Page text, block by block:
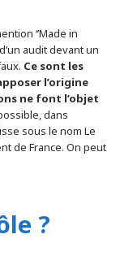
‘’Made in
d’un audit devant un
Ce sont les
l’origine
ne font l’objet
dans
sous le nom Le
de France. On peut
?